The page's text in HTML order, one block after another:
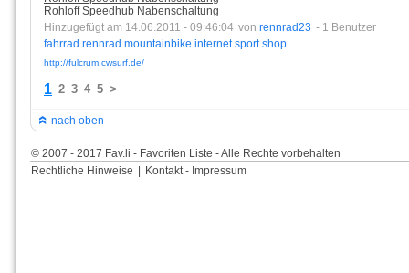
Rohloff Speedhub Nabenschaltung
Hinzugefügt am 14.06.2011 - 09:46:04 von rennrad23 - 1 Benutzer
fahrrad rennrad mountainbike internet sport shop
http://fulcrum.cwsurf.de/
1 2 3 4 5 >
nach oben
© 2007 - 2017 Fav.li - Favoriten Liste - Alle Rechte vorbehalten
Rechtliche Hinweise
Kontakt - Impressum